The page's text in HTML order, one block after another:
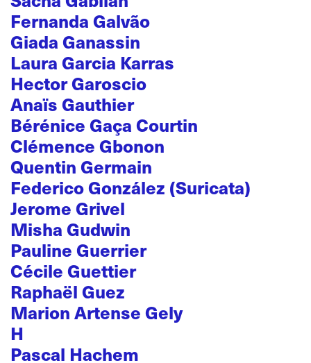
Fernanda Galvão
Giada Ganassin
Laura Garcia Karras
Hector Garoscio
Anaïs Gauthier
Bérénice Gaça Courtin
Clémence Gbonon
Quentin Germain
Federico González (Suricata)
Jerome Grivel
Misha Gudwin
Pauline Guerrier
Cécile Guettier
Raphaël Guez
Marion Artense Gely
H
Pascal Hachem